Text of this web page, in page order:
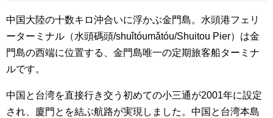
中国大陸の十数キロ沖合いに浮かぶ金門島。水頭港フェリ
ーターミナル（水頭碼頭/shuǐtóumǎtóu/Shuitou Pier）は金
門島の西端に位置する、金門島唯一の定期旅客船ターミナ
ルです。
中国と台湾を直接行き交う初めての小三通が2001年に設定
され、廈門とを結ぶ航路が実現しました。中国と台湾本島